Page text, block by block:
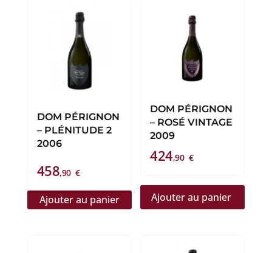
DOM PÉRIGNON
– PLÉNITUDE 2
2006
458,90 €
Ajouter au panier
DOM PÉRIGNON
– ROSÉ VINTAGE
2009
424,90 €
Ajouter au panier